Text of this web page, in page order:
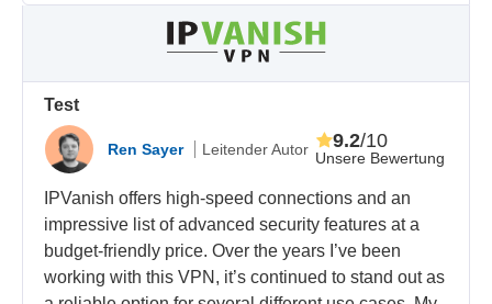
Test
Ren Sayer Leitender Autor Unsere Bewertung
9.2/10
IPVanish offers high-speed connections and an
impressive list of advanced security features at a
budget-friendly price. Over the years I’ve been
working with this VPN, it’s continued to stand out as